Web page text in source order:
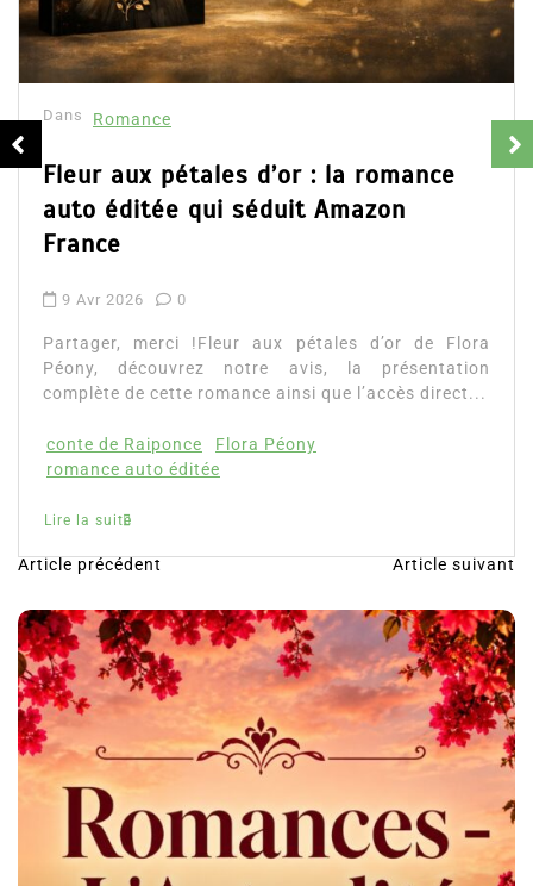
Romance
aux pétales d’or : la romance
éditée qui séduit Amazon
9 Avr 2026 0
merci !Fleur aux pétales d’or de Flora
découvrez notre avis, la présentation
de cette romance ainsi que l’accès direct...
de Raiponce
Flora Péony
auto éditée
la suite
N
a
v
i
g
a
t
Article précédent Article suivant